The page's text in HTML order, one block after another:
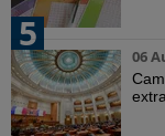
5
06